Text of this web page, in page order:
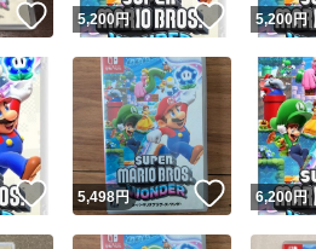
スピード&安心発送
※このバッジは実績に基づく表示であり
スピード＆安心発送
このユ
ます
スピード発送 このユー
いいね！
5,200円 いいね！
5,200円
いいね！
5,498円 いいね！
6,200円